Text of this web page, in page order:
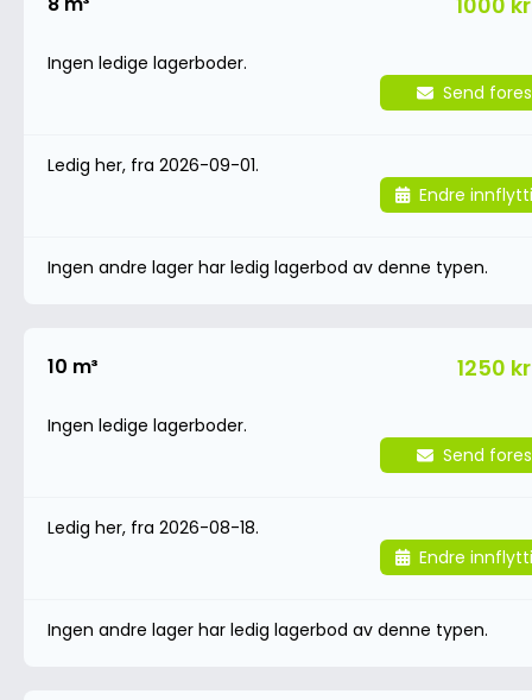
Ingen ledige lagerboder.
Send
Ledig her, fra 2026-09-01.
Endre
Ingen andre lager har ledig lagerbod av denne typen.
10 m³ 1250 kr
Ingen ledige lagerboder.
Send
Ledig her, fra 2026-08-18.
Endre
Ingen andre lager har ledig lagerbod av denne typen.